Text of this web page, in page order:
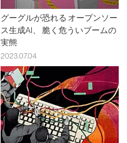
グーグルが恐れる オープンソー
ス生成AI、 脆く危ういブームの
実態
2023.07.04